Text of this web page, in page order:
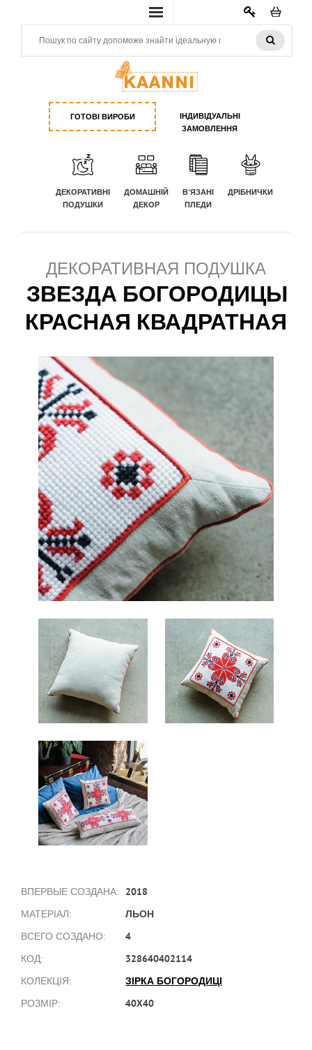
КАБИНЕТ
ГОТОВІ ВИРОБИ
ІНДИВІДУАЛЬНІ
ЗАМОВЛЕННЯ
ДЕКОРАТИВНІ
ПОДУШКИ
ДОМАШНІЙ
ДЕКОР
В'ЯЗАНІ
ПЛЕДИ
ДРІБНИЧКИ
ДЕКОРАТИВНАЯ ПОДУШКА
ЗВЕЗДА БОГОРОДИЦЫ
КРАСНАЯ КВАДРАТНАЯ
ВПЕРВЫЕ СОЗДАНА: 2018
МАТЕРІАЛ: ЛЬОН
ВСЕГО СОЗДАНО: 4
КОД: 328640402114
КОЛЕКЦІЯ: ЗІРКА БОГОРОДИЦІ
РОЗМІР: 40X40